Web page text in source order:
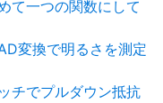
て一つの関数にして
変換で明るさを測定
チでプルダウン抵抗